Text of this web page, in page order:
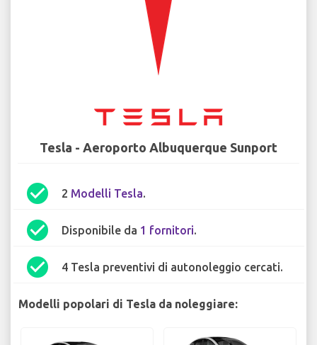
Tesla - Aeroporto Albuquerque Sunport
check_circle 2 Modelli Tesla.
check_circle Disponibile da 1 fornitori.
check_circle 4 Tesla preventivi di autonoleggio cercati.
Modelli popolari di Tesla da noleggiare: